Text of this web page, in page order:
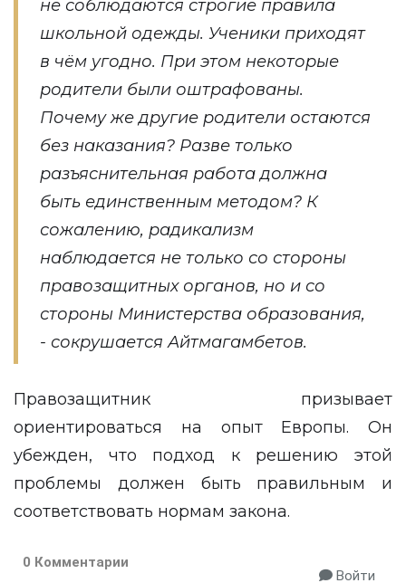
не соблюдаются строгие правила
школьной одежды. Ученики приходят
в чём угодно. При этом некоторые
родители были оштрафованы.
Почему же другие родители остаются
без наказания? Разве только
разъяснительная работа должна
быть единственным методом? К
сожалению, радикализм
наблюдается не только со стороны
правозащитных органов, но и со
стороны Министерства образования,
- сокрушается Айтмагамбетов.
Правозащитник призывает
ориентироваться на опыт Европы. Он
убежден, что подход к решению этой
проблемы должен быть правильным и
соответствовать нормам закона.
0 Комментарии
Войти